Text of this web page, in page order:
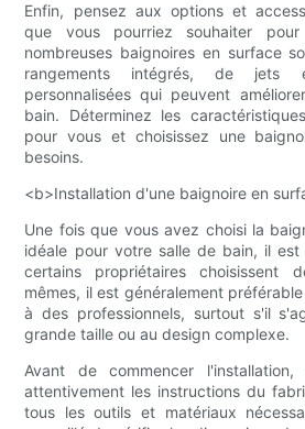
Enfin, pensez aux options et
que vous pourriez souhaiter
nombreuses baignoires en surface
rangements intégrés, de jets
personnalisées qui peuvent
bain. Déterminez les
pour vous et choisissez une
besoins.
<b>Installation d'une baignoire en
Une fois que vous avez choisi la
idéale pour votre salle de bain, il
certains propriétaires choisissent
mêmes, il est généralement
à des professionnels, surtout s'il
grande taille ou au design complexe.
Avant de commencer
attentivement les instructions du
tous les outils et matériaux